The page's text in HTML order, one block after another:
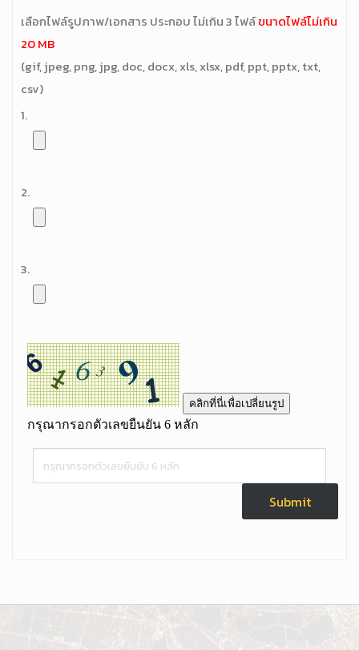
เลือกไฟล์รูปภาพ/เอกสาร ประกอบ ไม่เกิน 3 ไฟล์ขนาดไฟล์ไม่เกิน
20 MB
(gif, jpeg, png, jpg, doc, docx, xls, xlsx, pdf, ppt, pptx, txt,
csv)
1.
2.
3.